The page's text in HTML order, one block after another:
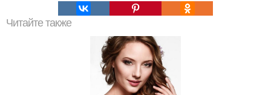
Читайте также